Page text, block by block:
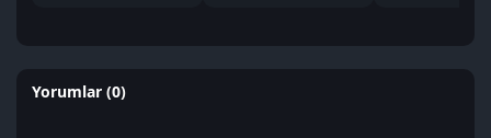
Yorumlar (0)